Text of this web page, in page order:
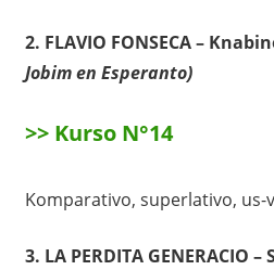
2. FLAVIO FONSECA –
Jobim en Esperanto)
>> Kurso N°14
Komparativo, superlativo, us-
3. LA PERDITA GENERACIO –